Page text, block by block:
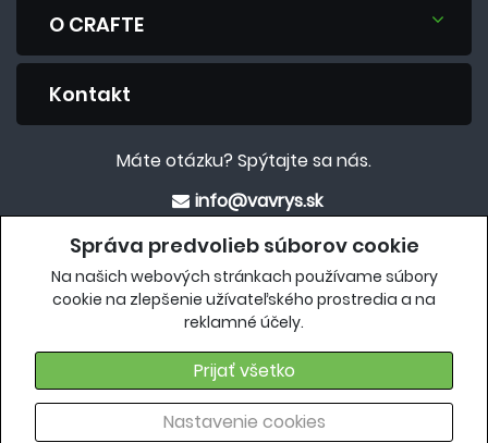
Správa predvolieb súborov cookie
Na našich webových stránkach používame súbory
cookie na zlepšenie užívateľského prostredia a na
reklamné účely.
Prijať všetko
Nastavenie cookies
O CRAFTE
Kontakt
Máte otázku? Spýtajte sa nás.
info@vavrys.sk
+421 911 454 422
Eshop
crafteshop.vavrys.sk
Copyright 2018. Všetky práva vyhradené |